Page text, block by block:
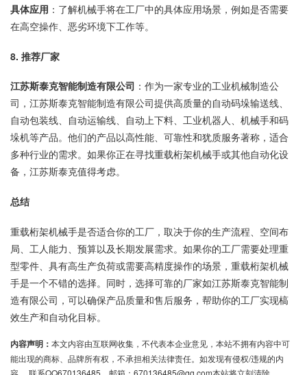
具体应用 ：了解机械手将在工厂中的具体应用场景，例如是否需要
在高空操作、恶劣环境下工作等。
8. 推荐厂家
江苏斯泰克智能制造有限公司 ：作为一家专业的工业机械制造公
司，江苏斯泰克智能制造有限公司提供高质量的自动码垛输送线、
自动包装线、自动运输线、自动上下料、工业机器人、机械手和码
垛机等产品。他们的产品以高性能、可靠性和犹质服务著称，适合
多种行业的需求。如果你正在寻找重载桁架机械手或其他自动化设
备，江苏斯泰克值得考虑。
总结
重载桁架机械手是否适合你的工厂，取决于你的生产流程、空间布
局、工人能力、预算以及长期发展需求。如果你的工厂需要处理重
型零件、具有高生产负荷或需要高精度操作的场景，重载桁架机械
手是一个不错的选择。同时，选择可靠的厂家如江苏斯泰克智能制
造有限公司，可以确保产品质量和售后服务，帮助你的工厂实现槁
效生产和自动化目标。
内容声明： 本文内容由互联网收集，不代表本企业意见，本站不拥有内容中可
能出现的商标、品牌所有权，不承担相关法律责任。如发现有侵权/违规的内
容， 联系QQ670136485，邮箱：670136485@qq.com本站将立刻清除。